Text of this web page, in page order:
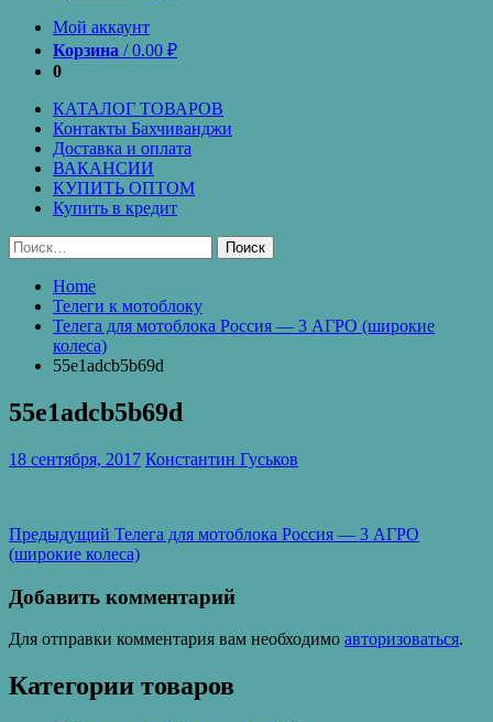
Мой аккаунт
Корзина /0.00 ₽
0
КАТАЛОГ ТОВАРОВ
Контакты Бахчиванджи
Доставка и оплата
ВАКАНСИИ
КУПИТЬ ОПТОМ
Купить в кредит
Найти:
Home
Телеги к мотоблоку
Телега для мотоблока Россия — 3 АГРО (широкие
колеса)
55e1adcb5b69d
55e1adcb5b69d
18 сентября, 2017 Константин Гуськов
Навигация
по
записям
Предыдущий Предыдущая
запись:
Телега для мотоблока Россия — 3 АГРО
(широкие колеса)
Добавить комментарий
Для отправки комментария вам необходимо авторизоваться.
Категории товаров